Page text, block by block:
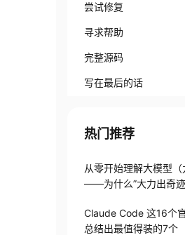
尝试修复
寻求帮助
完整源码
写在最后的话
热门推荐
从零开始理解大模型
——为什么”大力出奇迹
Claude Code 这16个
总结出最值得装的7个